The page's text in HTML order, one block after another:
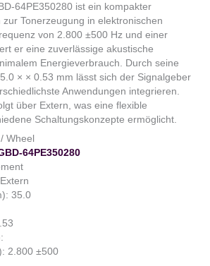
64PE350280 ist ein kompakter
Tonerzeugung in elektronischen
von 2.800 ±500 Hz und einer
er eine zuverlässige akustische
Energieverbrauch. Durch seine
× × 0.53 mm lässt sich der Signalgeber
Anwendungen integrieren.
über Extern, was eine flexible
Schaltungskonzepte ermöglicht.
Wheel
64PE350280
35.0
2.800 ±500